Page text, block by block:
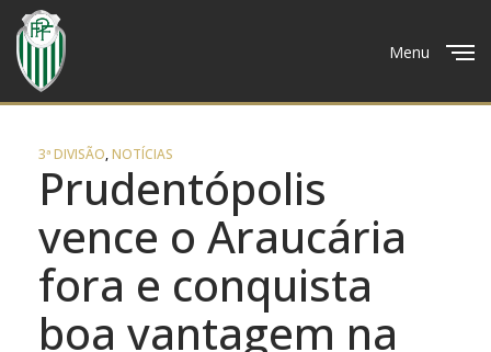
Menu
3ª DIVISÃO,NOTÍCIAS
Prudentópolis
vence o Araucária
fora e conquista
boa vantagem na